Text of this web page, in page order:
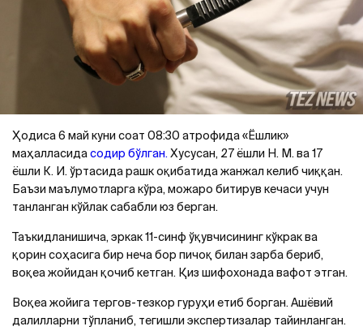
Ҳодиса 6 май куни соат 08:30 атрофида «Ёшлик»
маҳалласидасодир бўлган. Хусусан, 27 ёшли Н. М. ва 17
ёшли К. И. ўртасида рашк оқибатида жанжал келиб чиққан.
Баъзи маълумотларга кўра, можаро битирув кечаси учун
танланган кўйлак сабабли юз берган.
Таъкидланишича, эркак 11-синф ўқувчисининг кўкрак ва
қорин соҳасига бир неча бор пичоқ билан зарба бериб,
воқеа жойидан қочиб кетган. Қиз шифохонада вафот этган.
Воқеа жойига тергов-тезкор гуруҳи етиб борган. Ашёвий
далилларни тўпланиб, тегишли экспертизалар тайинланган.